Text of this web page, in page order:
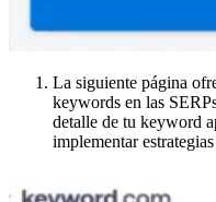
La siguiente página
keywords en las
detalle de tu keyword
implementar